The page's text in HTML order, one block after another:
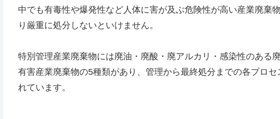
中でも有毒性や爆発性など人体に害が及ぶ危険性が高い産業廃棄
り厳重に処分しないといけません。
特別管理産業廃棄物には廃油・廃酸・廃アルカリ・感染性のある
有害産業廃棄物の5種類があり、管理から最終処分までの各プロ
れています。